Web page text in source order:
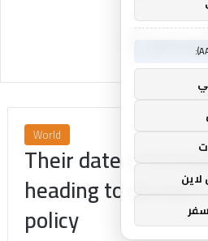
World
Their date is
heading to secede
policy